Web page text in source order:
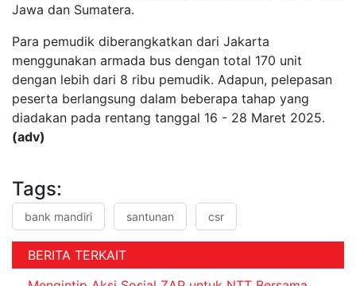
Jawa dan Sumatera.
Para pemudik diberangkatkan dari Jakarta
menggunakan armada bus dengan total 170 unit
dengan lebih dari 8 ribu pemudik. Adapun, pelepasan
peserta berlangsung dalam beberapa tahap yang
diadakan pada rentang tanggal 16 - 28 Maret 2025.
(adv)
Tags:
bank mandiri santunan csr
BERITA TERKAIT